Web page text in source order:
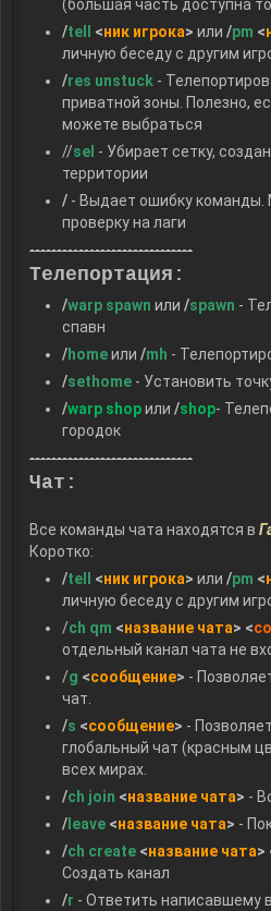
(большая часть доступна
/tell <ник игрока> или /pm <
личную беседу с другим
/res unstuck -
приватной зоны. Полезно,
можете выбраться
//sel - Убирает сетку,
территории
/ - Выдает ошибку команды.
проверку на лаги
------------------------------
Телепортация:
/warp spawn или /spawn -
спавн
/homeили /mh -
/sethome - Установить
/warp shopили /shop-
городок
------------------------------
Чат:
Все команды чата находятся в
Коротко:
/tell <ник игрока> или /pm <
личную беседу с другим
/ch qm <название чата> <
отдельный канал чата не
/g <сообщение> -
чат.
/s <сообщение> -
глобальный чат (красным
всех мирах.
/ch join <название чата> -
/ leave <название чата> -
/ch create <название чата>
Создать канал
/r - Ответить написавшему